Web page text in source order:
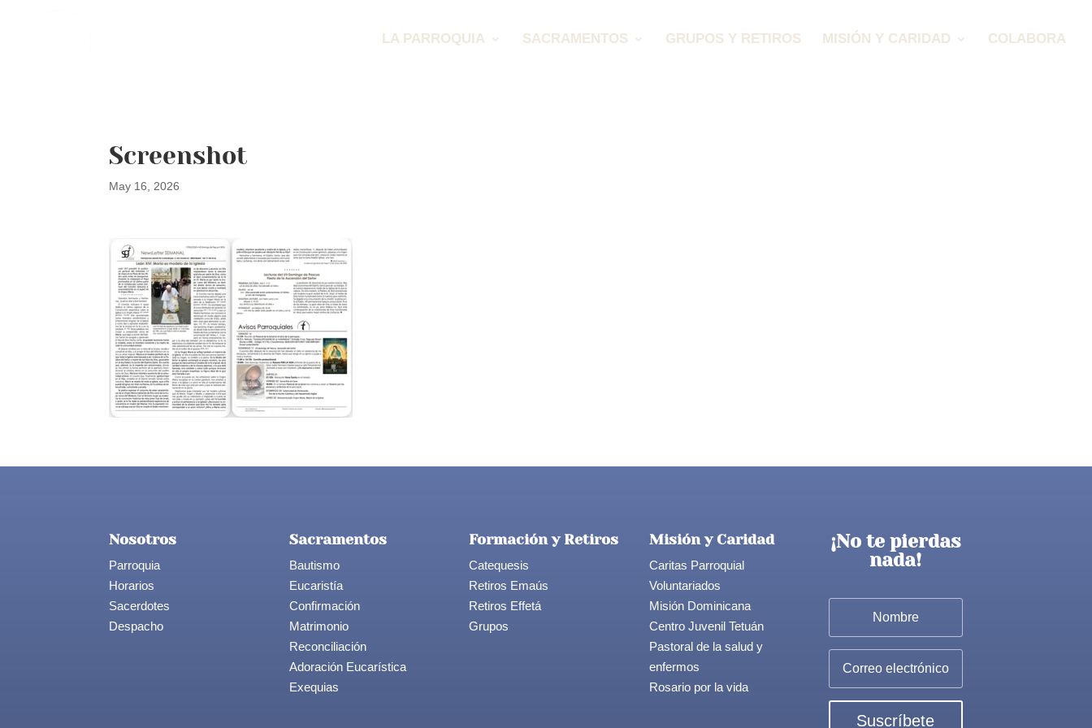
LA PARROQUIA SACRAMENTOS GRUPOS Y RETIROS MISIÓN Y CARIDAD COLABORA
Screenshot
May 16, 2026
Nosotros
Parroquia
Horarios
Sacerdotes
Despacho
Sacramentos
Bautismo
Eucaristía
Confirmación
Matrimonio
Reconciliación
Adoración Eucarística
Exequias
Formación y Retiros
Catequesis
Retiros Emaús
Retiros Effetá
Grupos
Misión y Caridad
Caritas Parroquial
Voluntariados
Misión Dominicana
Centro Juvenil Tetuán
Pastoral de la salud y
enfermos
Rosario por la vida
¡No te pierdas
nada!
Suscríbete